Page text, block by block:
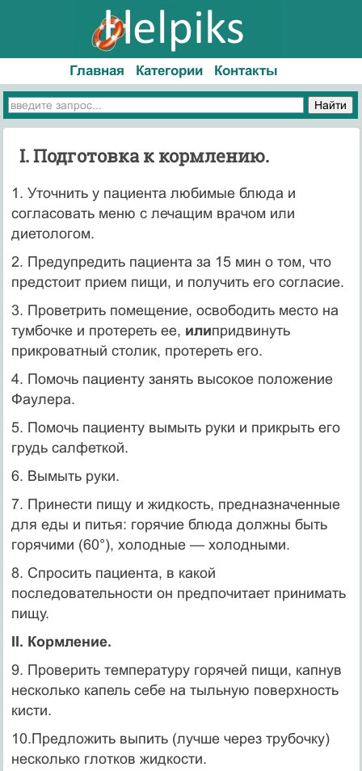
Главная Категории Контакты
I. Подготовка к кормлению.
1. Уточнить у пациента любимые блюда и
согласовать меню с лечащим врачом или
диетологом.
2. Предупредить пациента за 15 мин о том, что
предстоит прием пищи, и получить его согласие.
3. Проветрить помещение, освободить место на
тумбочке и протереть ее, илипридвинуть
прикроватный столик, протереть его.
4. Помочь пациенту занять высокое положение
Фаулера.
5. Помочь пациенту вымыть руки и прикрыть его
грудь салфеткой.
6. Вымыть руки.
7. Принести пищу и жидкость, предназначенные
для еды и питья: горячие блюда должны быть
горячими (60°), холодные — холодными.
8. Спросить пациента, в какой
последовательности он предпочитает принимать
пищу.
II. Кормление.
9. Проверить температуру горячей пищи, капнув
несколько капель себе на тыльную поверхность
кисти.
10.Предложить выпить (лучше через трубочку)
несколько глотков жидкости.